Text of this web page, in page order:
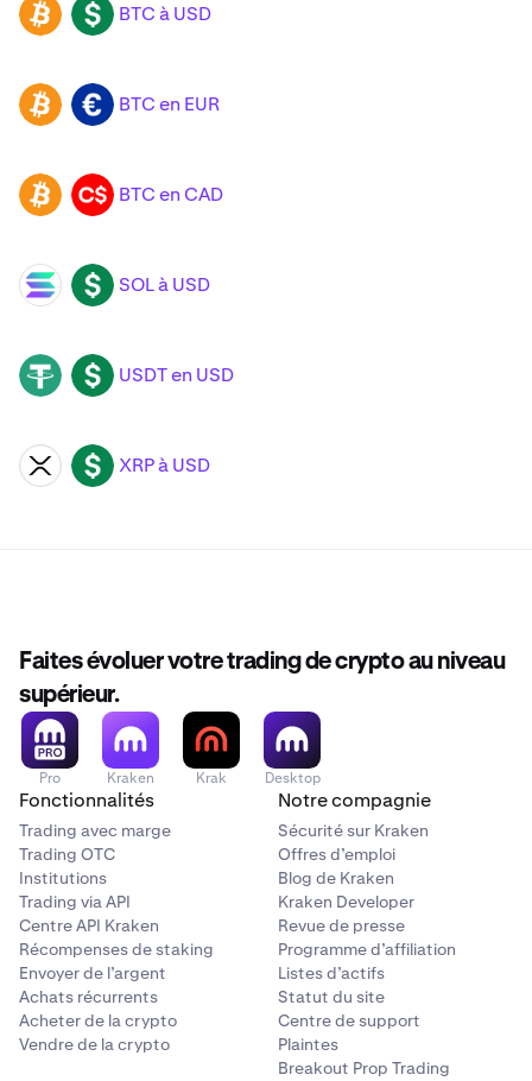
BTC USD BTC à USD
BTC EUR BTC en EUR
BTC CAD BTC en CAD
SOL USD SOL à USD
USDT USD USDT en USD
XRP USD XRP à USD
Faites évoluer votre trading de crypto au niveau
supérieur.
Pro Kraken Krak Desktop
Fonctionnalités
Trading avec marge
Trading OTC
Institutions
Trading via API
Centre API Kraken
Récompenses de staking
Envoyer de l’argent
Achats récurrents
Acheter de la crypto
Vendre de la crypto
Notre compagnie
Sécurité sur Kraken
Offres d’emploi
Blog de Kraken
Kraken Developer
Revue de presse
Programme d’affiliation
Listes d’actifs
Statut du site
Centre de support
Plaintes
Breakout Prop Trading